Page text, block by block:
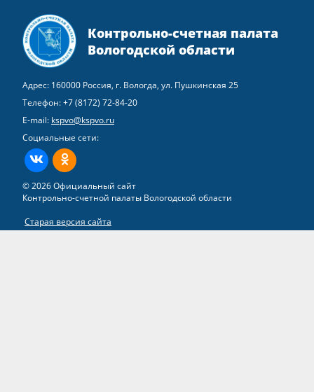
Контрольно-счетная палата
Вологодской области
Адрес: 160000 Россия, г. Вологда, ул. Пушкинская 25
Телефон:+7 (8172) 72-84-20
E-mail: kspvo@kspvo.ru
Социальные сети:
ВКонтактеОдноклассники
© 2026 Официальный сайт
Контрольно-счетной палаты Вологодской области
Старая версия сайта